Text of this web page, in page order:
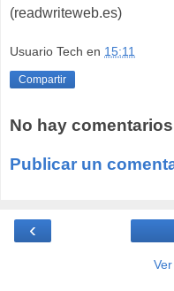
(readwriteweb.es)
Usuario Tech en 15:11
Compartir
No hay
Publicar un
‹